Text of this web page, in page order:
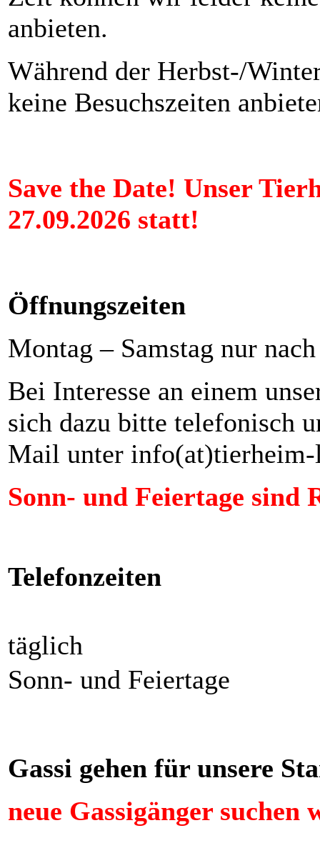
anbieten.
Während der Herbst-/
keine Besuchszeiten
Save the Date! Unser
27.09.2026 statt!
Öffnungszeiten
Montag – Samstag nur
Bei Interesse an einem
sich dazu bitte telefonisch
Mail unter
Sonn- und Feiertage sind
Telefonzeiten
täglich
Sonn- und Feiertage
Gassi gehen für unsere
neue Gassigänger